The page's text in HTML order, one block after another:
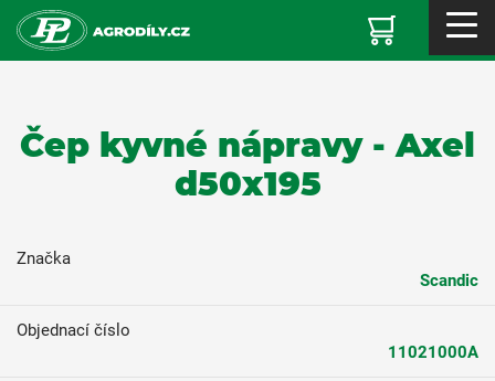
Čep kyvné nápravy - Axel
d50x195
Značka
Scandic
Objednací číslo
11021000A